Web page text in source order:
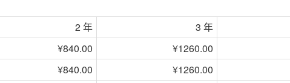
2 年 3 年
¥840.00 ¥1260.00
¥840.00 ¥1260.00